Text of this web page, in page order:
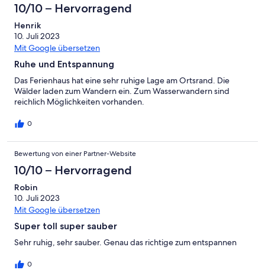
10/10 – Hervorragend
Henrik
10. Juli 2023
Mit Google übersetzen
Ruhe und Entspannung
Das Ferienhaus hat eine sehr ruhige Lage am Ortsrand. Die
Wälder laden zum Wandern ein. Zum Wasserwandern sind
reichlich Möglichkeiten vorhanden.
0
Bewertung von einer Partner-Website
10/10 – Hervorragend
Robin
10. Juli 2023
Mit Google übersetzen
Super toll super sauber
Sehr ruhig, sehr sauber. Genau das richtige zum entspannen
0